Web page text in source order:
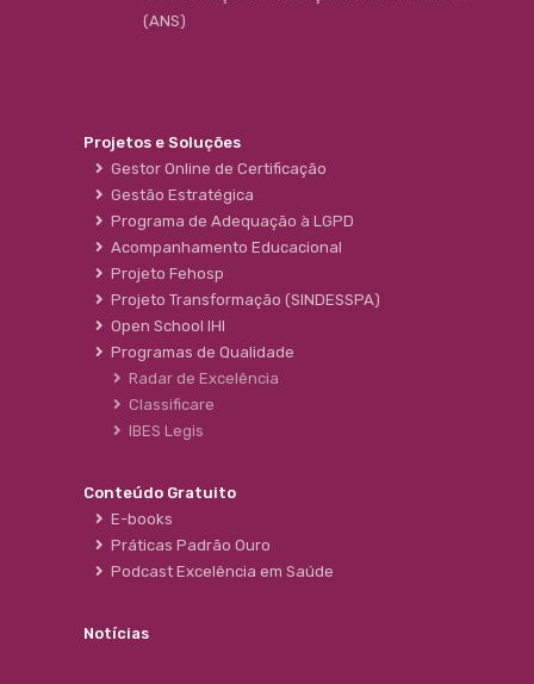
(ANS)
Projetos e Soluções
Gestor Online de Certificação
Gestão Estratégica
Programa de Adequação à LGPD
Acompanhamento Educacional
Projeto Fehosp
Projeto Transformação (SINDESSPA)
Open School IHI
Programas de Qualidade
Radar de Excelência
Classificare
IBES Legis
Conteúdo Gratuito
E-books
Práticas Padrão Ouro
Podcast Excelência em Saúde
Notícias